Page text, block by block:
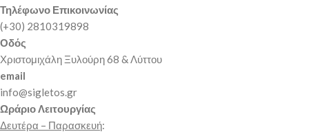
Τηλέφωνο Επικοινωνίας
(+30) 2810319898
Οδός
Χριστομιχάλη Ξυλούρη 68 & Λύττου
email
info@sigletos.gr
Ωράριο Λειτουργίας
Δευτέρα – Παρασκευή: